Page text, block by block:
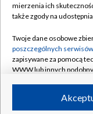
Naziemna
Rada Programowa
System NOS
Informacje o
Program dla prasy
mierzenia ich
także zgody na
Twoje dane osobowe
poszczególnych serwisów
zapisywane za pomocą
WWW lub innych
ruchu w Internecie.